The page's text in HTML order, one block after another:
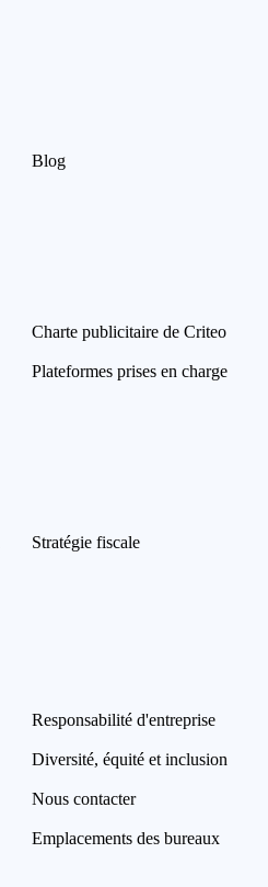
Blog
Charte publicitaire de Criteo
Plateformes prises en charge
Stratégie fiscale
Responsabilité d'entreprise
Diversité, équité et inclusion
Nous contacter
Emplacements des bureaux